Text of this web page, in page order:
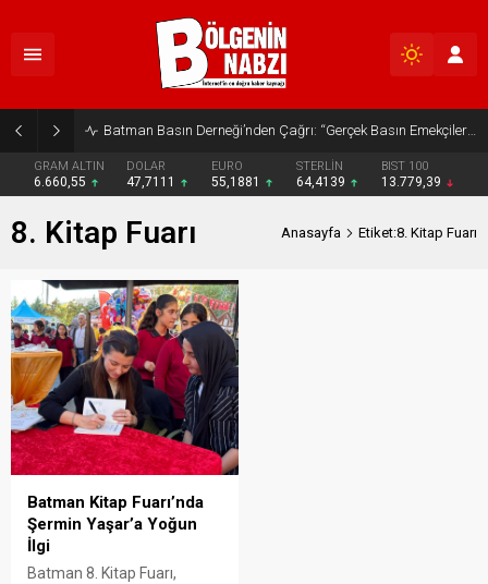
Batman Basın Derneği’nden Çağrı: “Gerçek Basın Emekçileri Desteklenmeli”
GRAM ALTIN
6.660,55
DOLAR
47,7111
EURO
55,1881
STERLİN
64,4139
BIST 100
13.779,39
8. Kitap Fuarı Anasayfa Etiket:8. Kitap Fuarı
Batman Kitap Fuarı’nda
Şermin Yaşar’a Yoğun
İlgi
Batman 8. Kitap Fuarı,